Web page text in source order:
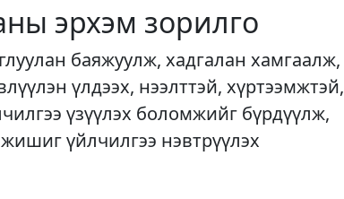
эрхэм зорилго
баяжуулж, хадгалан хамгаалж,
үлдээх, нээлттэй, хүртээмжтэй,
үзүүлэх боломжийг бүрдүүлж,
үйлчилгээ нэвтрүүлэх